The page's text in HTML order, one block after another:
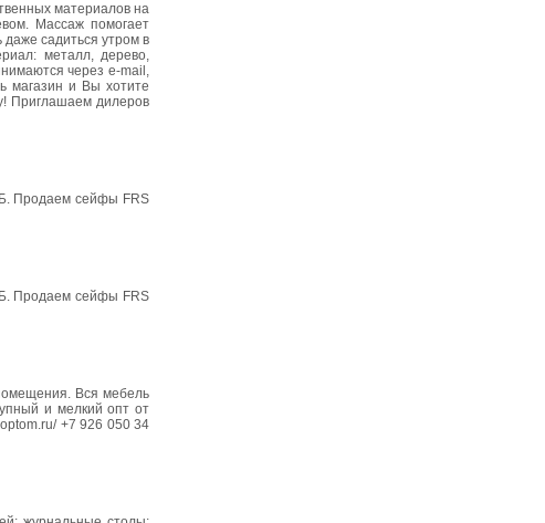
материалов на
Массаж помогает
садиться утром в
металл, дерево,
через e-mail,
магазин и Вы хотите
Приглашаем дилеров
Продаем сейфы FRS
Продаем сейфы FRS
Вся мебель
и мелкий опт от
+7 926 050 34